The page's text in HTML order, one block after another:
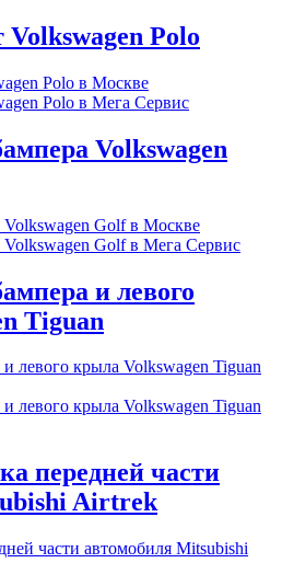
Polo
Volkswagen
и левого
Tiguan
передней части
Airtrek